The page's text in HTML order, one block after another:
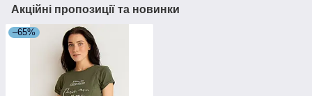
Акційні пропозиції та новинки
–65%